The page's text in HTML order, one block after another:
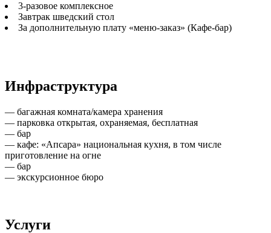
3-разовое комплексное
Завтрак шведский стол
За дополнительную плату «меню-заказ» (Кафе-бар)
Инфраструктура
— багажная комната/камера хранения
— парковка открытая, охраняемая, бесплатная
— бар
— кафе: «Апсара» национальная кухня, в том числе
приготовление на огне
— бар
— экскурсионное бюро
Услуги